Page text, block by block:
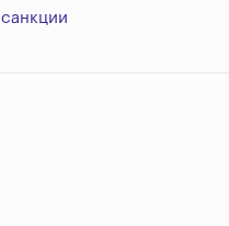
санкции